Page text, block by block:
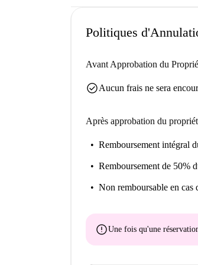
Politiques
Avant Approbation du
check_circleAucun frais ne sera
Après approbation du
Remboursement intégral
Remboursement de 50%
Non remboursable en cas
errorUne fois qu'une